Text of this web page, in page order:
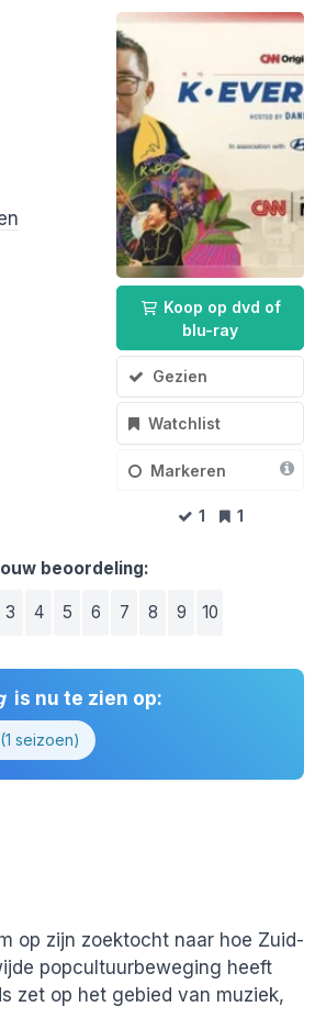
Koop op dvd of
blu-ray
Gezien
Watchlist
Markeren
1 1
beoordeling:
3 4 5 6 7 8 9 10
is nu te zien op:
seizoen)
op zijn zoektocht naar hoe Zuid-
popcultuurbeweging heeft
zet op het gebied van muziek,